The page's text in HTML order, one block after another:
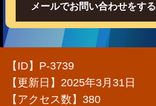
メールでお問い合わせをする
【ID】 P-3739
【更新日】 2025年3月31日
【アクセス数】380